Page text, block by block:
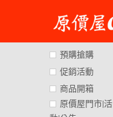
content
預購搶購
促銷活動
商品開箱
原價屋門市|活